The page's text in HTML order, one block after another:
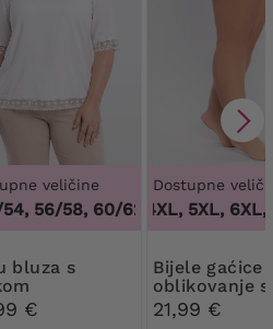
veličine
56/58, 60/62, 48/50, 52/54,
€
Dostupne
3XL, 4XL, 5XL, 6XL,
Bijele gaćice za
oblikovanje s
cvjetnom
21,99 €